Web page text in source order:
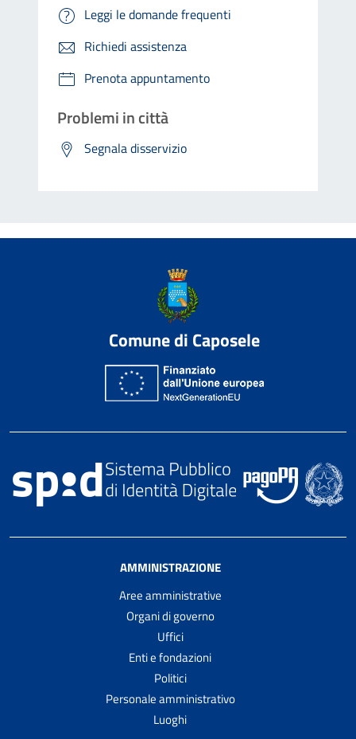
Leggi le domande frequenti
Richiedi assistenza
Prenota appuntamento
Problemi in città
Segnala disservizio
Comune di Caposele
AMMINISTRAZIONE
Aree amministrative
Organi di governo
Uffici
Enti e fondazioni
Politici
Personale amministrativo
Luoghi